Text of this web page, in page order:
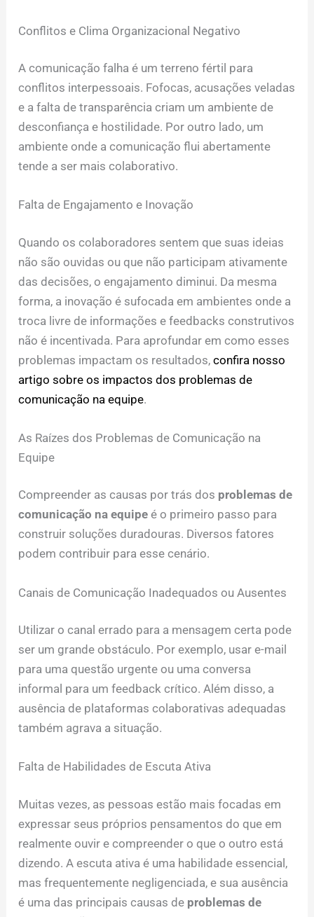
Conflitos e Clima Organizacional Negativo
A comunicação falha é um terreno fértil para
conflitos interpessoais. Fofocas, acusações veladas
e a falta de transparência criam um ambiente de
desconfiança e hostilidade. Por outro lado, um
ambiente onde a comunicação flui abertamente
tende a ser mais colaborativo.
Falta de Engajamento e Inovação
Quando os colaboradores sentem que suas ideias
não são ouvidas ou que não participam ativamente
das decisões, o engajamento diminui. Da mesma
forma, a inovação é sufocada em ambientes onde a
troca livre de informações e feedbacks construtivos
não é incentivada. Para aprofundar em como esses
problemas impactam os resultados,confira nosso
artigo sobre os impactos dos problemas de
comunicação na equipe.
As Raízes dos Problemas de Comunicação na
Equipe
Compreender as causas por trás dos problemas de
comunicação na equipe é o primeiro passo para
construir soluções duradouras. Diversos fatores
podem contribuir para esse cenário.
Canais de Comunicação Inadequados ou Ausentes
Utilizar o canal errado para a mensagem certa pode
ser um grande obstáculo. Por exemplo, usar e-mail
para uma questão urgente ou uma conversa
informal para um feedback crítico. Além disso, a
ausência de plataformas colaborativas adequadas
também agrava a situação.
Falta de Habilidades de Escuta Ativa
Muitas vezes, as pessoas estão mais focadas em
expressar seus próprios pensamentos do que em
realmente ouvir e compreender o que o outro está
dizendo. A escuta ativa é uma habilidade essencial,
mas frequentemente negligenciada, e sua ausência
é uma das principais causas de problemas de